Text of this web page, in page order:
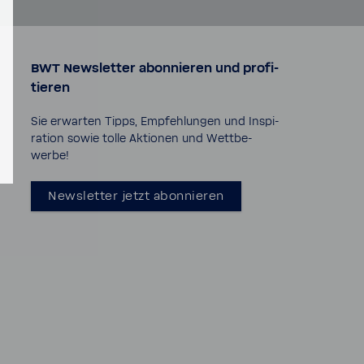
BWT News­letter abon­nieren und profi­
tieren
Sie erwarten Tipps, Empfeh­lungen und Inspi­
ra­tion sowie tolle Aktionen und Wett­be­
werbe!
News­letter jetzt abon­nieren